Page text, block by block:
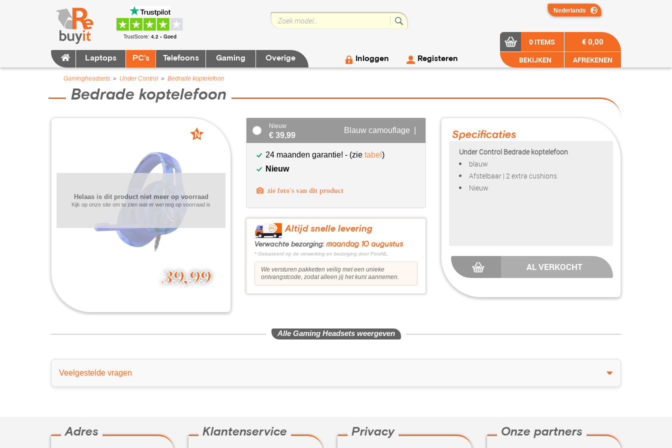
TrustScore: 4.2 • Goed
Laptops PC's Telefoons Gaming Overige Inloggen Registeren
0 ITEMS
BEKIJKEN
€ 0,00
AFREKENEN
Gamingheadsets » Under Control » Bedrade koptelefoon
Bedrade koptelefoon
39,99
Helaas is dit product niet meer op voorraad
Kijk op onze site om te zien wat er wel nog op voorraad is
N
Nieuw
€ 39,99
Blauw camouflage |
24 maanden garantie! - (zie tabel )
Nieuw
zie foto's van dit product
Altijd snelle levering
Verwachte bezorging: maandag 10 augustus
* Gebaseerd op de verwerking en bezorging door PostNL.
We versturen pakketten veilig met een unieke
ontvangstcode, zodat alleen jij het kunt aannemen.
Specificaties
Under Control Bedrade koptelefoon
blauw
Afstelbaar | 2 extra cushions
Nieuw
AL VERKOCHT
Alle Gaming Headsets weergeven
Veelgestelde vragen
Adres Klantenservice Privacy Onze partners